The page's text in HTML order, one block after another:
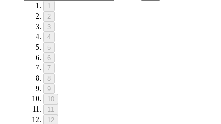
1
2
3
4
5
6
7
8
9
10
11
12